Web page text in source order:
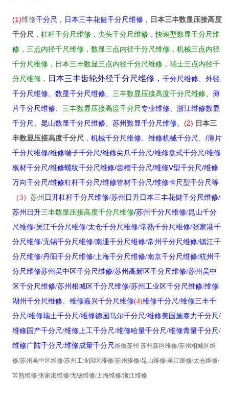
(1)维修千分尺，日本三丰花健千分尺维修， 日本三丰数显压接高度
千分尺，杠杆千分尺维修，尖头千分尺维修，快速型数显千分尺维
修，三点内径千尺维修，数显三点内径千分尺维修，机械三点内径
千分尺维修，日本三丰数显三点内径千分尺维修，瑞士三点内径千
分尺维修， 日 本三丰齿轮外径千分尺维修， 千分尺维修、外径
千分尺维修、数显千分尺维修、 三丰数显压接高度千分尺维修、薄
片千分尺维修、 三丰数显压接高度千分尺专业维修、浙江维修数显
千分尺、昆山数显千分尺维修、苏州数显千分尺维修、 (2) 日本三
丰数显压接高度千分尺， 机械千分尺维修、维修机械千分尺、 /薄片
千分尺维修/维修端子千分尺/维修尖爪千分尺/维修盘式千分尺/维修
板材千分尺/维修螺纹千分尺维修/齿槽千分尺/维修V型千分尺/维修
万向千分尺/维修杠杆千分尺/维修管材千分尺/维修卡尺型千分尺等
（3） 苏州 日升杠杆千分尺维修/苏州日升日本三丰花健千分尺维修/
苏州日升三丰数显压接高度千分尺维修/苏州 千分尺维修/昆山千分
尺维修/吴江千分尺维修/太仓千分尺维修/常熟千分尺维修/张家港千
分尺维修/无锡千分尺维修/南通千分尺维修/常州 千分尺维修/镇江千
分尺维修/丹阳千分尺维修/上海千分尺维修/南京千分尺维修/杭州 千
分尺维修苏州吴中区千分尺维修/苏州高新区千分尺维修/苏州吴中
区千分尺维修/苏州相城区千分尺维修/苏州工业区千分尺维修/维修
湖州 千分尺维修、维修嘉兴千分尺维修(4)维修千分尺/维修三丰千
分尺/维修瑞士千分尺/维修德国马尔千分尺/维修美国施泰力千分尺/
维修国产千分尺/维修上工千分尺/维修哈量千分尺/维修青量千分尺/
维修广陆千分尺/维修成量千分尺维修苏州 苏州新区维修/苏州相城区维
修/苏州吴中区维修/苏州工业园区维修/苏州维修/昆山维修/吴江维修/太仓维修/
常熟维修/张家港维修/无锡维修/上海维修/浙江维修